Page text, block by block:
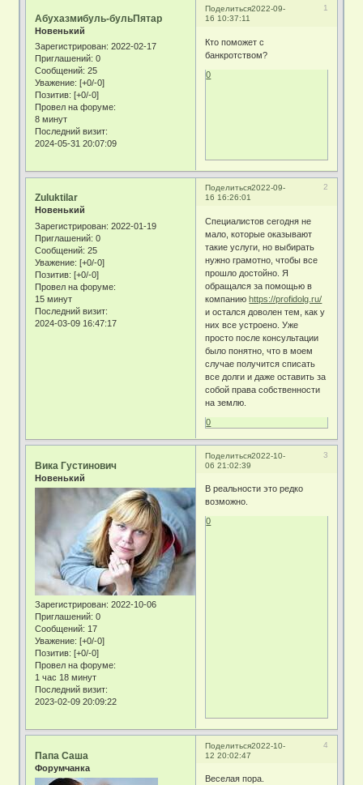
Поделиться 1
2022-09-
16 10:37:11
Абухазмибуль-бульПятар
Новенький
Зарегистрирован: 2022-02-17
Приглашений: 0
Сообщений: 25
Уважение: [+0/-0]
Позитив: [+0/-0]
Провел на форуме:
8 минут
Последний визит:
2024-05-31 20:07:09
Кто поможет с
банкротством?
0
Поделиться 2
2022-09-
16 16:26:01
Zuluktilar
Новенький
Зарегистрирован: 2022-01-19
Приглашений: 0
Сообщений: 25
Уважение: [+0/-0]
Позитив: [+0/-0]
Провел на форуме:
15 минут
Последний визит:
2024-03-09 16:47:17
Специалистов сегодня не
мало, которые оказывают
такие услуги, но выбирать
нужно грамотно, чтобы все
прошло достойно. Я
обращался за помощью в
компаниюhttps://profidolg.ru/
и остался доволен тем, как у
них все устроено. Уже
просто после консультации
было понятно, что в моем
случае получится списать
все долги и даже оставить за
собой права собственности
на землю.
0
Поделиться 3
2022-10-
06 21:02:39
Вика Густинович
Новенький
Зарегистрирован: 2022-10-06
Приглашений: 0
Сообщений: 17
Уважение: [+0/-0]
Позитив: [+0/-0]
Провел на форуме:
1 час 18 минут
Последний визит:
2023-02-09 20:09:22
В реальности это редко
возможно.
0
Поделиться 4
2022-10-
12 20:02:47
Папа Саша
Форумчанка
Веселая пора.